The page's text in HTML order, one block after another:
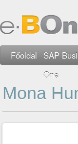
Főoldal
SAP
One
Mona